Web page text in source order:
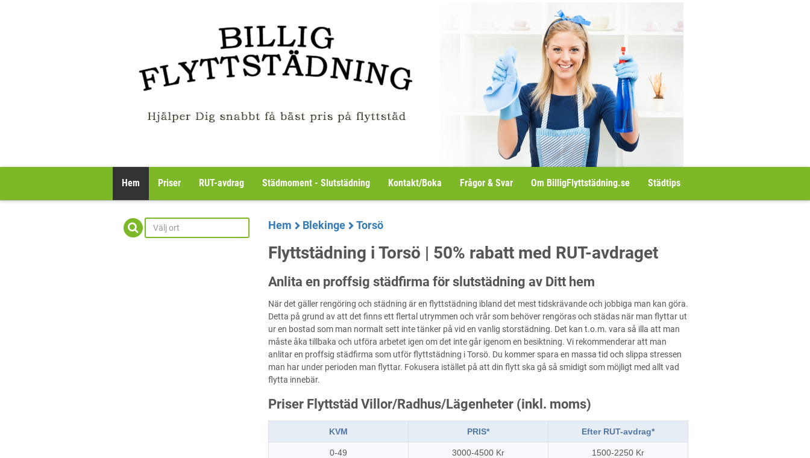
Hem Priser RUT-avdrag Städmoment - Slutstädning Kontakt/Boka Frågor & Svar Om BilligFlyttstädning.se Städtips
Hem Blekinge Torsö
Flyttstädning i Torsö | 50% rabatt med RUT-avdraget
Anlita en proffsig städfirma för slutstädning av Ditt hem
När det gäller rengöring och städning är en flyttstädning ibland det mest tidskrävande och jobbiga man kan göra.
Detta på grund av att det finns ett flertal utrymmen och vrår som behöver rengöras och städas när man flyttar ut
ur en bostad som man normalt sett inte tänker på vid en vanlig storstädning. Det kan t.o.m. vara så illa att man
måste åka tillbaka och utföra arbetet igen om det inte går igenom en besiktning. Vi rekommenderar att man
anlitar en proffsig städfirma som utför flyttstädning i Torsö. Du kommer spara en massa tid och slippa stressen
man har under perioden man flyttar. Fokusera istället på att din flytt ska gå så smidigt som möjligt med allt vad
flytta innebär.
Priser Flyttstäd Villor/Radhus/Lägenheter (inkl. moms)
KVM PRIS* Efter RUT-avdrag*
0-49 3000-4500 Kr 1500-2250 Kr